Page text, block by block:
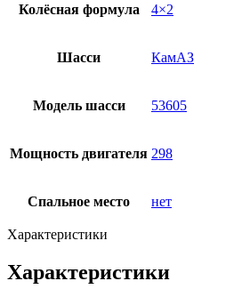
Колёсная формула 4×2
Шасси КамАЗ
Модель шасси 53605
Мощность двигателя 298
Спальное место нет
Характеристики
Характеристики